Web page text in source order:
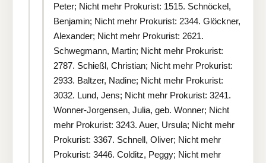
Peter; Nicht mehr Prokurist: 1515. Schnöckel,
Benjamin; Nicht mehr Prokurist: 2344. Glöckner,
Alexander; Nicht mehr Prokurist: 2621.
Schwegmann, Martin; Nicht mehr Prokurist:
2787. Schießl, Christian; Nicht mehr Prokurist:
2933. Baltzer, Nadine; Nicht mehr Prokurist:
3032. Lund, Jens; Nicht mehr Prokurist: 3241.
Wonner-Jorgensen, Julia, geb. Wonner; Nicht
mehr Prokurist: 3243. Auer, Ursula; Nicht mehr
Prokurist: 3367. Schnell, Oliver; Nicht mehr
Prokurist: 3446. Colditz, Peggy; Nicht mehr